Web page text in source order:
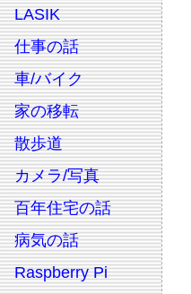
LASIK
仕事の話
車/バイク
家の移転
散歩道
カメラ/写真
百年住宅の話
病気の話
Raspberry Pi